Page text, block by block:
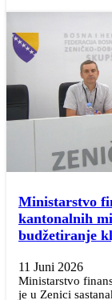
Ministarstvo
kantonalnih
budžetiranje
11 Juni 2026
Ministarstvo
je u Zenici